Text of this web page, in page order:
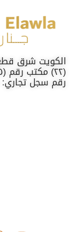
(٢٢) مكتب رقم (٥)
رقم سجل تجاري: 507561